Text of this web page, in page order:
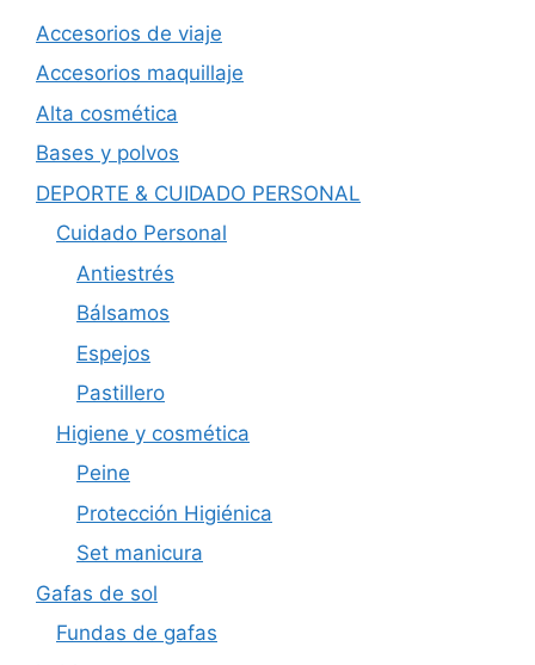
Accesorios de viaje
Accesorios maquillaje
Alta cosmética
Bases y polvos
DEPORTE & CUIDADO PERSONAL
Cuidado Personal
Antiestrés
Bálsamos
Espejos
Pastillero
Higiene y cosmética
Peine
Protección Higiénica
Set manicura
Gafas de sol
Fundas de gafas